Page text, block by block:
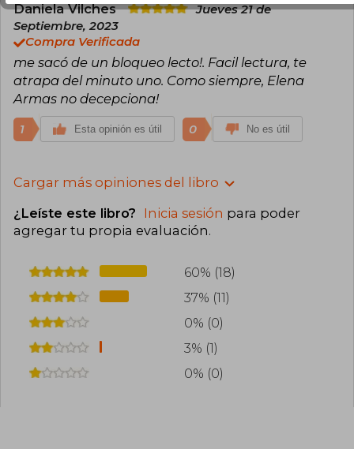
Daniela Vilches
Jueves 21 de
Septiembre, 2023
Compra Verificada
me sacó de un bloqueo lecto!. Facil lectura, te
atrapa del minuto uno. Como siempre, Elena
Armas no decepciona!
1 Esta opinión es útil 0 No es útil
Cargar más opiniones del libro
¿Leíste este libro? Inicia sesión para poder
agregar tu propia evaluación.
60% (18)
37% (11)
0% (0)
3% (1)
0% (0)